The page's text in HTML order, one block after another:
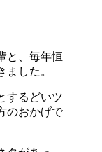
と、毎年恒
した。
するどいツ
のおかげで